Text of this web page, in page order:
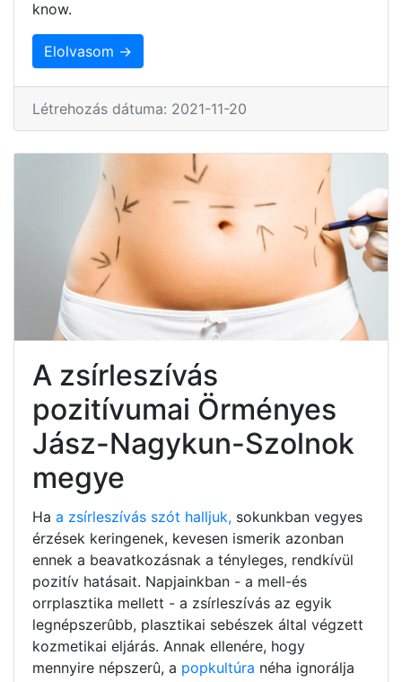
know.
Elolvasom →
Létrehozás dátuma: 2021-11-20
A zsírleszívás
pozitívumai Örményes
Jász-Nagykun-Szolnok
megye
Ha a zsírleszívás szót halljuk, sokunkban vegyes
érzések keringenek, kevesen ismerik azonban
ennek a beavatkozásnak a tényleges, rendkívül
pozitív hatásait. Napjainkban - a mell-és
orrplasztika mellett - a zsírleszívás az egyik
legnépszerûbb, plasztikai sebészek által végzett
kozmetikai eljárás. Annak ellenére, hogy
mennyire népszerû, a popkultúra néha ignorálja